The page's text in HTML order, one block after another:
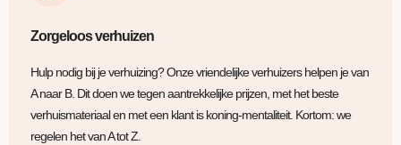
Zorgeloos verhuizen
Hulp nodig bij je verhuizing? Onze vriendelijke verhuizers helpen je van
A naar B. Dit doen we tegen aantrekkelijke prijzen, met het beste
verhuismateriaal en met een klant is koning-mentaliteit. Kortom: we
regelen het van A tot Z.